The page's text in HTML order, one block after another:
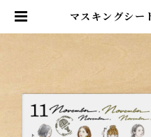
マスキングシ